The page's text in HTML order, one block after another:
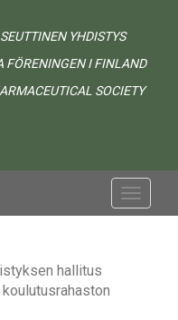
YHDISTYS
FÖRENINGEN I FINLAND
SOCIETY
Toggle
hallitus